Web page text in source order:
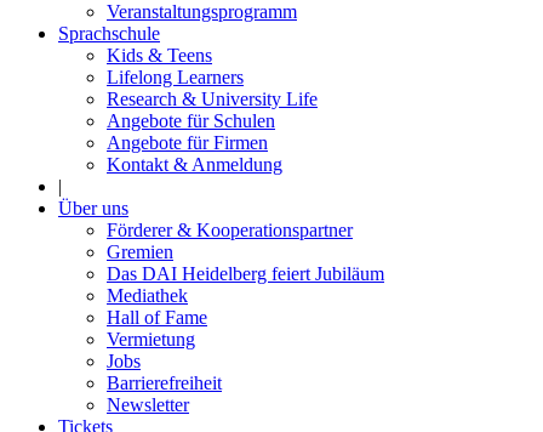
Veranstaltungsprogramm
Sprachschule
Kids & Teens
Lifelong Learners
Research & University Life
Angebote für Schulen
Angebote für Firmen
Kontakt & Anmeldung
|
Über uns
Förderer & Kooperationspartner
Gremien
Das DAI Heidelberg feiert Jubiläum
Mediathek
Hall of Fame
Vermietung
Jobs
Barrierefreiheit
Newsletter
Tickets